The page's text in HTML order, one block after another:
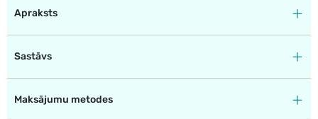
Apraksts
Sastāvs
Maksājumu metodes